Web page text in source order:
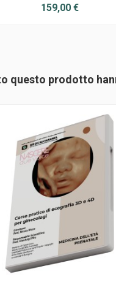
159,00 €
questo prodotto